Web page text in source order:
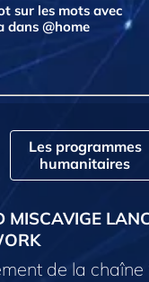
sur les mots avec
dans @home
Les programmes
humanitaires
MISCAVIGE
de la